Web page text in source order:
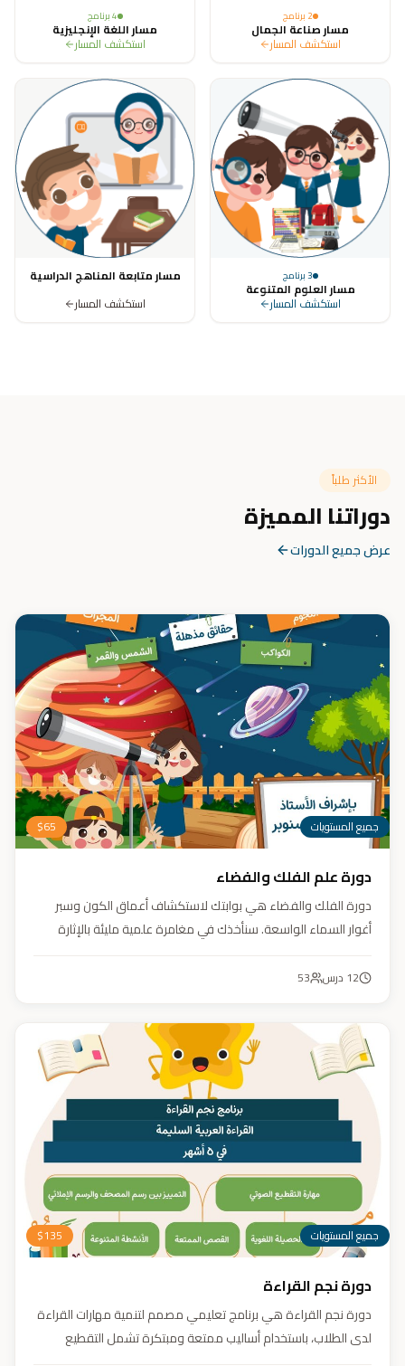
2 برنامج
مسار صناعة الجمال
استكشف المسار
4برنامج
مسار اللغة الإنجليزية
استكشف المسار
3برنامج
مسار العلوم المتنوعة
استكشف المسار
مسار متابعة المناهج الدراسية
استكشف المسار
الأكثر طلباً
دوراتنا المميزة
عرض جميع الدورات
جميع المستويات $65
دورة علم الفلك والفضاء
دورة الفلك والفضاء هي بوابتك لاستكشاف أعماق الكون وسبر
أغوار السماء الواسعة. سنأخذك في مغامرة علمية مليئة بالإثارة
عقلك وتثري خيالك، لتمنحك رؤية جديدة للكون وتفتح لك آفاقاً لا
12 درس 53
جميع المستويات $135
دورة نجم القراءة
دورة نجم القراءة هي برنامج تعليمي مصمم لتنمية مهارات القراءة
لدى الطلاب، باستخدام أساليب ممتعة ومبتكرة تشمل التقطيع